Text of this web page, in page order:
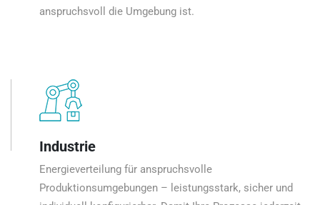
anspruchsvoll die Umgebung ist.
Industrie
Energieverteilung für anspruchsvolle
Produktionsumgebungen – leistungsstark, sicher und